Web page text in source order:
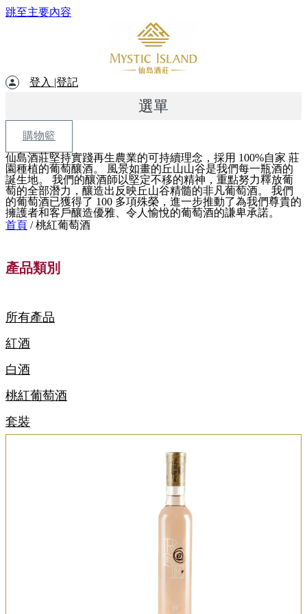
跳至主要內容
登入 |登記
選單
購物籃
仙島酒莊堅持實踐再生農業的可持續理念，採用 100%自家 莊
園種植的葡萄釀酒。 風景如畫的丘山山谷是我們每一瓶酒的
誕生地。 我們的釀酒師以堅定不移的精神，重點努力釋放葡
萄的全部潛力，釀造出反映丘山谷精髓的非凡葡萄酒。 我們
的葡萄酒已獲得了 100 多項殊榮，進一步推動了為我們尊貴的
擁護者和客戶釀造優雅、令人愉悅的葡萄酒的謙卑承諾。
首頁 / 桃紅葡萄酒
產品類別
所有產品
紅酒
白酒
桃紅葡萄酒
套裝